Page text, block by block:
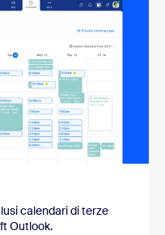
calendari di terze
Outlook.